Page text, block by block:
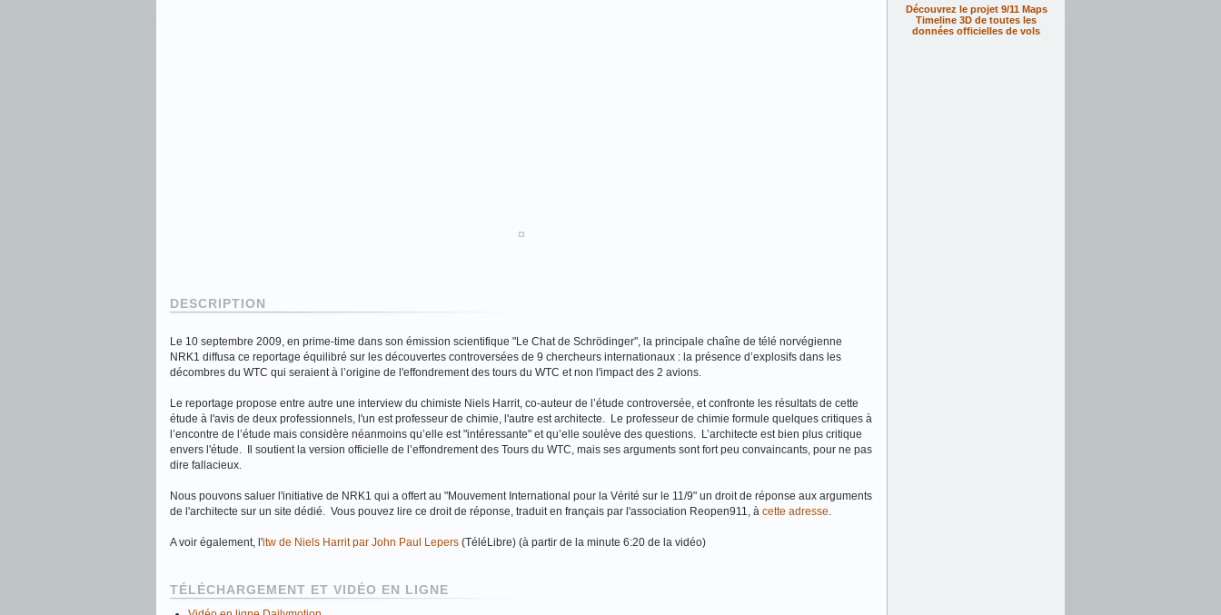
DESCRIPTION
Le 10 septembre 2009, en prime-time dans son émission scientifique "Le Chat de Schrödinger", la principale chaîne de télé norvégienne
NRK1 diffusa ce reportage équilibré sur les découvertes controversées de 9 chercheurs internationaux : la présence d’explosifs dans les
décombres du WTC qui seraient à l’origine de l'effondrement des tours du WTC et non l'impact des 2 avions.
Le reportage propose entre autre une interview du chimiste Niels Harrit, co-auteur de l’étude controversée, et confronte les résultats de cette
étude à l'avis de deux professionnels, l'un est professeur de chimie, l'autre est architecte. Le professeur de chimie formule quelques critiques à
l’encontre de l’étude mais considère néanmoins qu’elle est "intéressante" et qu’elle soulève des questions. L’architecte est bien plus critique
envers l'étude. Il soutient la version officielle de l’effondrement des Tours du WTC, mais ses arguments sont fort peu convaincants, pour ne pas
dire fallacieux.
Nous pouvons saluer l'initiative de NRK1 qui a offert au "Mouvement International pour la Vérité sur le 11/9" un droit de réponse aux arguments
de l'architecte sur un site dédié. Vous pouvez lire ce droit de réponse, traduit en français par l'association Reopen911, à cette adresse.
A voir également, l'itw de Niels Harrit par John Paul Lepers (TéléLibre) (à partir de la minute 6:20 de la vidéo)
TÉLÉCHARGEMENT ET VIDÉO EN LIGNE
Découvrez le projet 9/11 Maps
Timeline 3D de toutes les
données officielles de vols